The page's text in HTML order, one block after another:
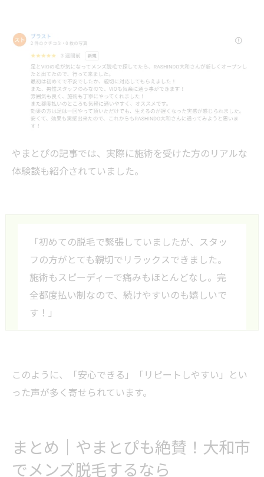
やまとぴの記事では、実際に施術を受けた方のリアルな
体験談も紹介されていました。
「初めての脱毛で緊張していましたが、スタッ
フの方がとても親切でリラックスできました。
施術もスピーディーで痛みもほとんどなし。完
全都度払い制なので、続けやすいのも嬉しいで
す！」
このように、「安心できる」「リピートしやすい」とい
った声が多く寄せられています。
まとめ｜やまとぴも絶賛！大和市
でメンズ脱毛するなら